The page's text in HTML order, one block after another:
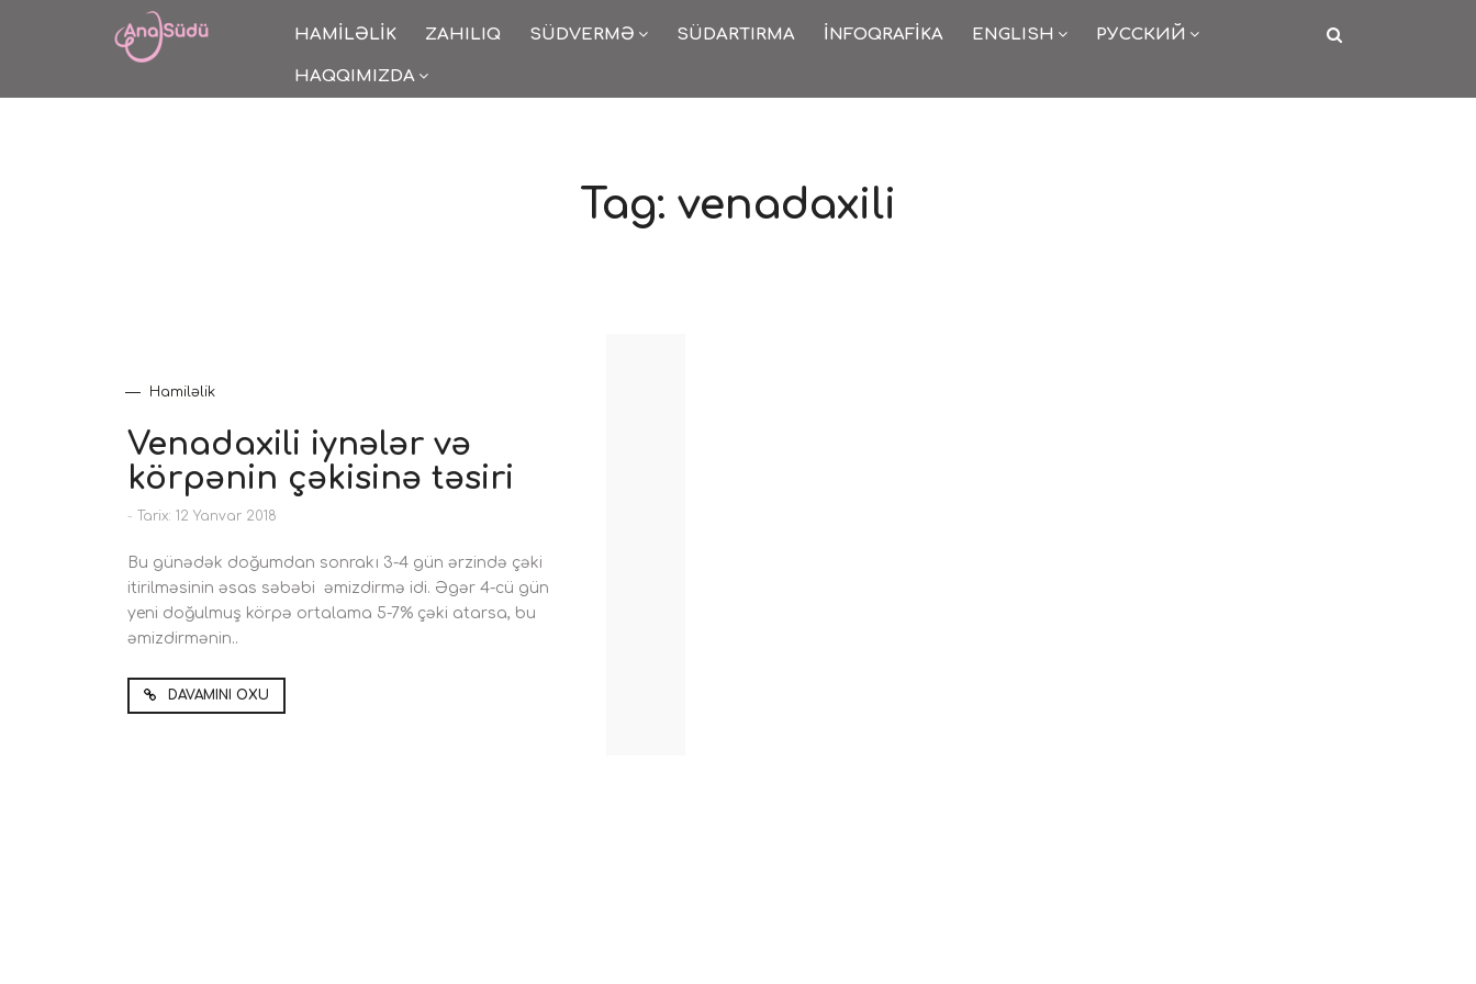
HAMILƏLIK ZAHILIQ SÜDVERMƏ SÜDARTIRMA İNFOQRAFIKA ENGLISH РУССКИЙ
HAQQIMIZDA
Tag: venadaxili
Hamiləlik
Venadaxili iynələr və
körpənin çəkisinə təsiri
- Tarix: 12 Yanvar 2018
Bu günədək doğumdan sonrakı 3-4 gün ərzində çəki
itirilməsinin əsas səbəbi əmizdirmə idi. Əgər 4-cü gün
yeni doğulmuş körpə ortalama 5-7% çəki atarsa, bu
əmizdirmənin..
DAVAMINI OXU